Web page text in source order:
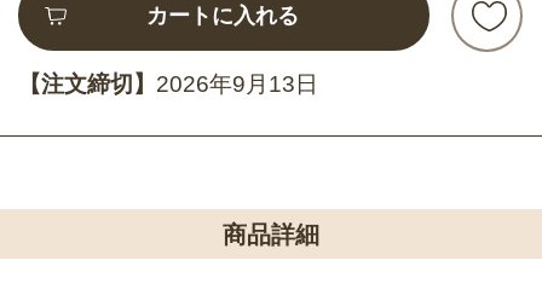
カートに入れる
【注文締切】 2026年9月13日
商品詳細